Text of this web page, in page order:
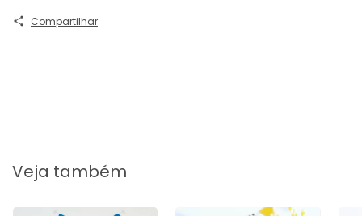
Compartilhar
Veja também